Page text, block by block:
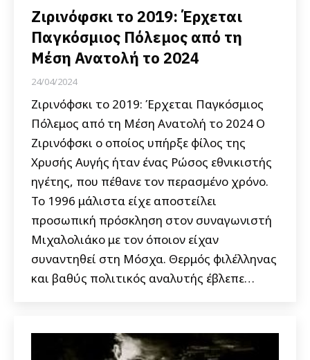
Ζιρινόφσκι το 2019: Έρχεται
Παγκόσμιος Πόλεμος από τη
Μέση Ανατολή το 2024
24/04/2024
Ζιρινόφσκι το 2019: Έρχεται Παγκόσμιος
Πόλεμος από τη Μέση Ανατολή το 2024 Ο
Ζιρινόφσκι ο οποίος υπήρξε φίλος της
Χρυσής Αυγής ήταν ένας Ρώσος εθνικιστής
ηγέτης, που πέθανε τον περασμένο χρόνο.
Το 1996 μάλιστα είχε αποστείλει
προσωπική πρόσκληση στον συναγωνιστή
Μιχαλολιάκο με τον όποιον είχαν
συναντηθεί στη Μόσχα. Θερμός φιλέλληνας
και βαθύς πολιτικός αναλυτής έβλεπε…